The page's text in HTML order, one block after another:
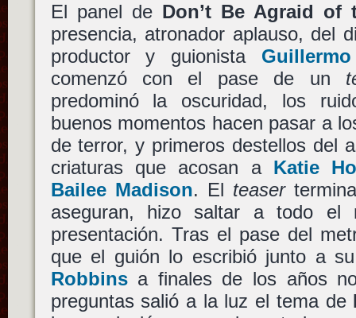
El panel de Don’t Be Agraid of
presencia, atronador aplauso, del
productor y guionista
comenzó con el pase de un
predominó la oscuridad, los
buenos momentos hacen pasar a
de terror, y primeros destellos del
criaturas que acosan a Katie
Bailee Madison. El teaser
aseguran, hizo saltar a todo el
presentación. Tras el pase del
que el guión lo escribió junto a
Robbinsa finales de los años
preguntas salió a la luz el tema de